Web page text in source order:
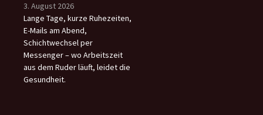
3. August 2026
Lange Tage, kurze Ruhezeiten,
E-Mails am Abend,
Schichtwechsel per
Messenger – wo Arbeitszeit
aus dem Ruder läuft, leidet die
Gesundheit.